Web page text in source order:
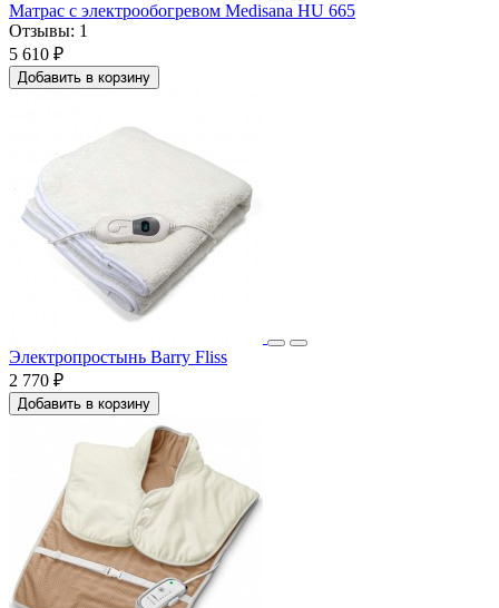
Матрас с электрообогревом Medisana HU 665
Отзывы: 1
5 610 ₽
Добавить в корзину
Электропростынь Barry Fliss
2 770 ₽
Добавить в корзину